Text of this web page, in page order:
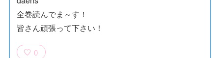
全巻読んでま～す！
皆さん頑張って下さい！
0